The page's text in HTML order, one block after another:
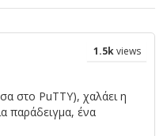
1.5kviews
στο PuTTY), χαλάει η
παράδειγμα, ένα